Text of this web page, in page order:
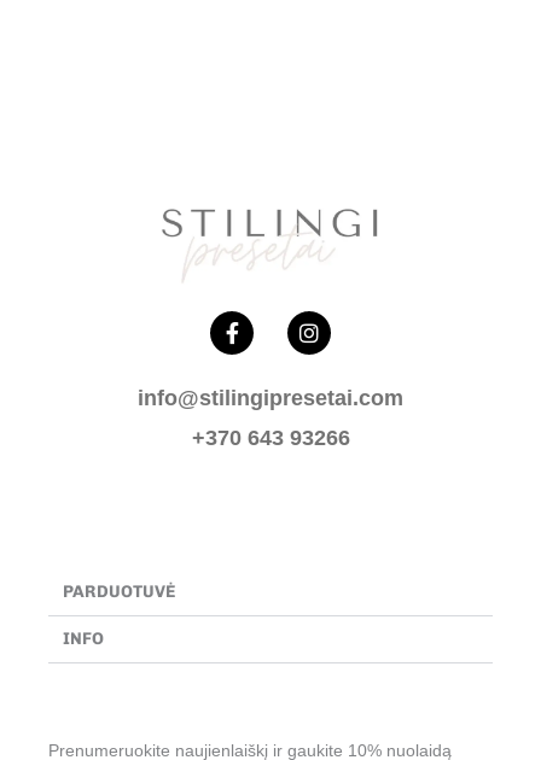
F
a
e
b
o
o
I
n
a
g
r
info@stilingipresetai.com
+370 643 93266
PARDUOTUVĖ
INFO
Prenumeruokite naujienlaiškį ir gaukite 10% nuolaidą